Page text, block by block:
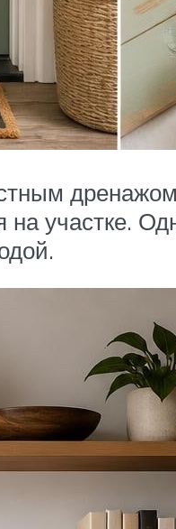
участке.